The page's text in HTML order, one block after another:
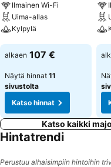
Ilmainen Wi-Fi
Uima-allas
Kylpylä
Katso hinnat
alkaen 107 €
Näytä hinnat 11
sivustolta
Katso hinnat
Katso kaikki
Hintatrendi
Perustuu alhaisimpiin hintoihin